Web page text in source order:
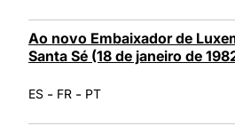
Ao novo Embaixador de
Santa Sé (18 de janeiro de
ES - FR - PT